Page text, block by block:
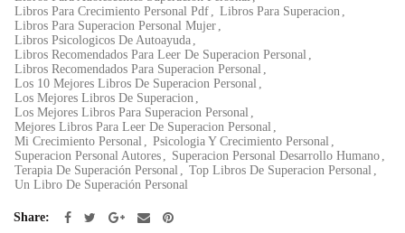
Libros Para Crecimiento Personal Pdf , Libros Para Superacion ,
Libros Para Superacion Personal Mujer ,
Libros Psicologicos De Autoayuda ,
Libros Recomendados Para Leer De Superacion Personal ,
Libros Recomendados Para Superacion Personal ,
Los 10 Mejores Libros De Superacion Personal ,
Los Mejores Libros De Superacion ,
Los Mejores Libros Para Superacion Personal ,
Mejores Libros Para Leer De Superacion Personal ,
Mi Crecimiento Personal , Psicologia Y Crecimiento Personal ,
Superacion Personal Autores , Superacion Personal Desarrollo Humano ,
Terapia De Superación Personal , Top Libros De Superacion Personal ,
Un Libro De Superación Personal
Share